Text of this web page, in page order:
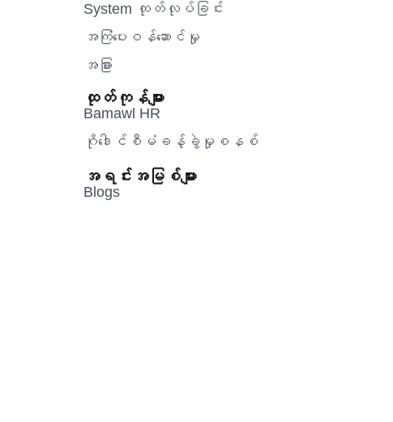
System ထုတ်လုပ်ခြင်း
အကြံပေးဝန်ဆောင်မှု‌
အခြား
ထုတ်ကုန်များ
Bamawl HR
ဂိုဒေါင်စီမံခန့်ခွဲမှုစနစ်
အရင်းအမြစ်များ
Blogs